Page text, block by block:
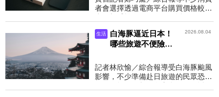
曝真相：大多是騙
人
者會選擇透過電商平台購買價格較優
全新庫存機後，沒想到開機...
生活
白海豚逼近日本！
哪些旅遊不便險暫
險一次看
2026.08.04
記者林欣愉／綜合報導受白海豚颱風
影響，不少準備赴日旅遊的民眾恐面